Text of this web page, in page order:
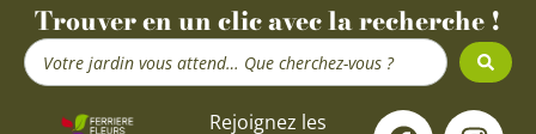
Trouver en un clic avec la recherche !
Search
...
Rejoignez les
F I
Y